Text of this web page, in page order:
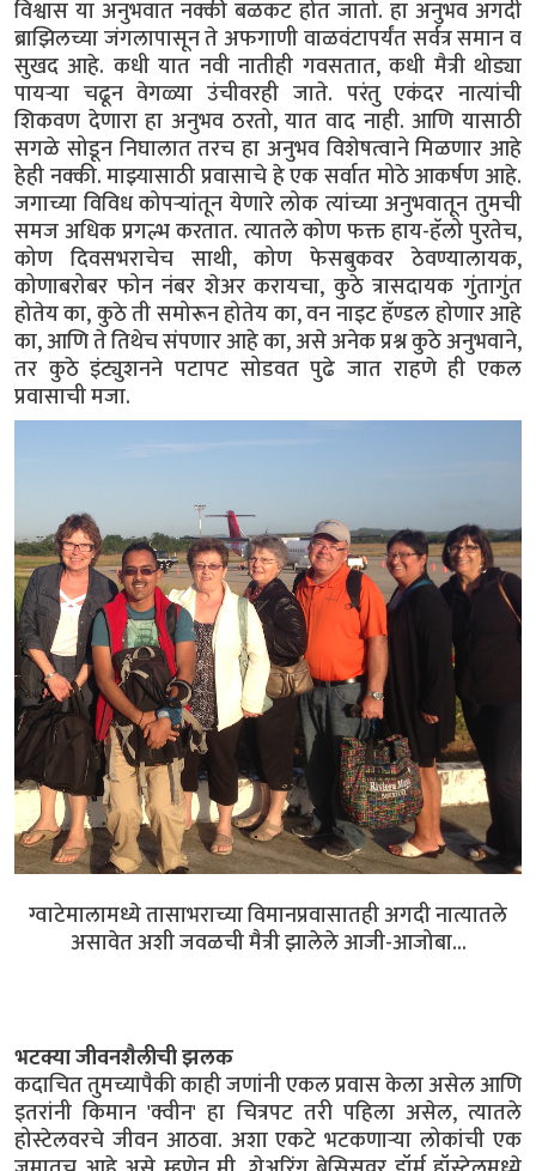
विश्वास या अनुभवात नक्की बळकट होत जातो. हा अनुभव अगदी
ब्राझिलच्या जंगलापासून ते अफगाणी वाळवंटापर्यंत सर्वत्र समान व
सुखद आहे. कधी यात नवी नातीही गवसतात, कधी मैत्री थोड्या
पायऱ्या चढून वेगळ्या उंचीवरही जाते. परंतु एकंदर नात्यांची
शिकवण देणारा हा अनुभव ठरतो, यात वाद नाही. आणि यासाठी
सगळे सोडून निघालात तरच हा अनुभव विशेषत्वाने मिळणार आहे
हेही नक्की. माझ्यासाठी प्रवासाचे हे एक सर्वात मोठे आकर्षण आहे.
जगाच्या विविध कोपऱ्यांतून येणारे लोक त्यांच्या अनुभवातून तुमची
समज अधिक प्रगल्भ करतात. त्यातले कोण फक्त हाय-हॅलो पुरतेच,
कोण दिवसभराचेच साथी, कोण फेसबुकवर ठेवण्यालायक,
कोणाबरोबर फोन नंबर शेअर करायचा, कुठे त्रासदायक गुंतागुंत
होतेय का, कुठे ती समोरून होतेय का, वन नाइट हॅण्डल होणार आहे
का, आणि ते तिथेच संपणार आहे का, असे अनेक प्रश्न कुठे अनुभवाने,
तर कुठे इंट्युशनने पटापट सोडवत पुढे जात राहणे ही एकल
प्रवासाची मजा.
ग्वाटेमालामध्ये तासाभराच्या विमानप्रवासातही अगदी नात्यातले
असावेत अशी जवळची मैत्री झालेले आजी-आजोबा...
भटक्या जीवनशैलीची झलक
कदाचित तुमच्यापैकी काही जणांनी एकल प्रवास केला असेल आणि
इतरांनी किमान 'क्वीन' हा चित्रपट तरी पहिला असेल, त्यातले
होस्टेलवरचे जीवन आठवा. अशा एकटे भटकणाऱ्या लोकांची एक